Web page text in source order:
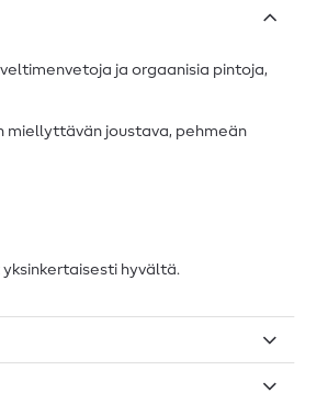
ja orgaanisia pintoja,
miellyttävän joustava, pehmeän
hyvältä.